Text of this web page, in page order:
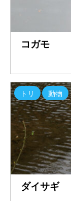
コガモ
トリ 動物
ダイサギ